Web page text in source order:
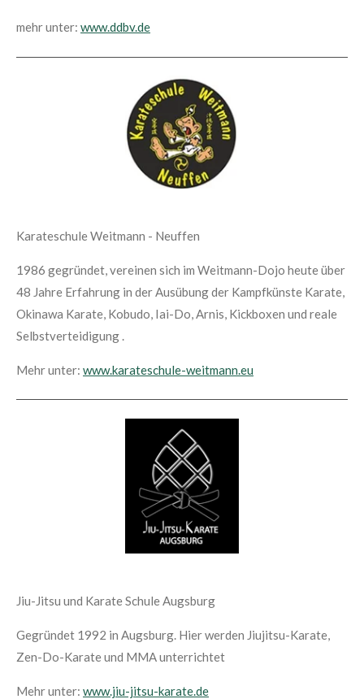
mehr unter: www.ddbv.de
Karateschule Weitmann - Neuffen
1986 gegründet, vereinen sich im Weitmann-Dojo heute über
48 Jahre Erfahrung in der Ausübung der Kampfkünste Karate,
Okinawa Karate, Kobudo, Iai-Do, Arnis, Kickboxen und reale
Selbstverteidigung .
Mehr unter: www.karateschule-weitmann.eu
Jiu-Jitsu und Karate Schule Augsburg
Gegründet 1992 in Augsburg. Hier werden Jiujitsu-Karate,
Zen-Do-Karate und MMA unterrichtet
Mehr unter: www.jiu-jitsu-karate.de